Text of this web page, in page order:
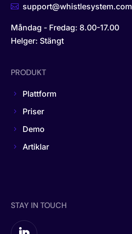
support@whistlesystem.com
Måndag - Fredag: 8.00-17.00
Helger: Stängt
PRODUKT
Plattform
Priser
Demo
Artiklar
STAY IN TOUCH